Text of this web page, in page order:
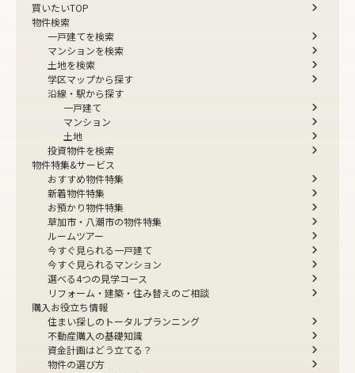
買いたいTOP
物件検索
一戸建てを検索
マンションを検索
土地を検索
学区マップから探す
沿線・駅から探す
一戸建て
マンション
土地
投資物件を検索
物件特集&サービス
おすすめ物件特集
新着物件特集
お預かり物件特集
草加市・八潮市の物件特集
ルームツアー
今すぐ見られる一戸建て
今すぐ見られるマンション
選べる4つの見学コース
リフォーム・建築・住み替えのご相談
購入お役立ち情報
住まい探しのトータルプランニング
不動産購入の基礎知識
資金計画はどう立てる？
物件の選び方